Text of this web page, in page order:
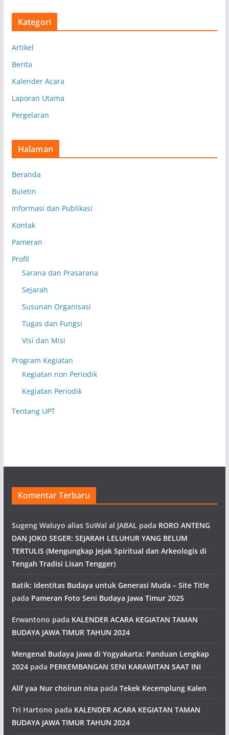
s
Kategori
Artikel
Berita
Kalender Acara
Laporan Utama
Pergelaran
Halaman
Beranda
Buletin
Informasi dan Publikasi
Kontak
Pameran
Profil
Sarana dan Prasarana
Sejarah
Susunan Organisasi
Tugas dan Fungsi
Visi dan Misi
Program Kegiatan
Kegiatan non Periodik
Kegiatan Periodik
Tentang UPT
Komentar Terbaru
Sugeng Waluyo alias SuWal al JABALpada RORO ANTENG
DAN JOKO SEGER: SEJARAH LELUHUR YANG BELUM
TERTULIS (Mengungkap Jejak Spiritual dan Arkeologis di
Tengah Tradisi Lisan Tengger)
Batik: Identitas Budaya untuk Generasi Muda – Site Title
pada Pameran Foto Seni Budaya Jawa Timur 2025
Erwantono pada KALENDER ACARA KEGIATAN TAMAN
BUDAYA JAWA TIMUR TAHUN 2024
Mengenal Budaya Jawa di Yogyakarta: Panduan Lengkap
2024pada PERKEMBANGAN SENI KARAWITAN SAAT INI
Alif yaa Nur choirun nisa pada Tekek Kecemplung Kalen
Tri Hartono pada KALENDER ACARA KEGIATAN TAMAN
BUDAYA JAWA TIMUR TAHUN 2024